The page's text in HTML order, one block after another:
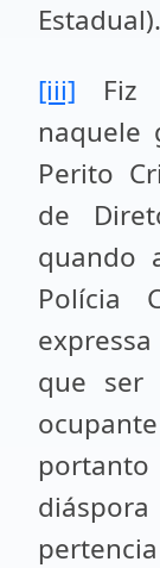
Estadual).
[iii] Fiz
naquele
Perito
de
quando
Polícia
que ser
portanto